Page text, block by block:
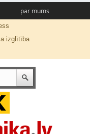
par mums
izglītība